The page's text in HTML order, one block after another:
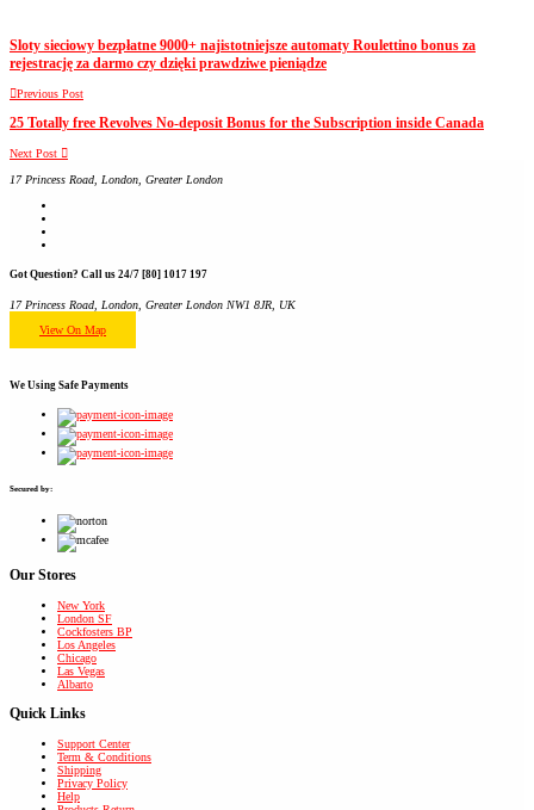
Sloty sieciowy bezpłatne 9000+ najistotniejsze automaty Roulettino bonus za
rejestrację za darmo czy dzięki prawdziwe pieniądze
Previous Post
25 Totally free Revolves No-deposit Bonus for the Subscription inside Canada
Next Post
17 Princess Road, London, Greater London
Got Question? Call us 24/7 [80] 1017 197
17 Princess Road, London, Greater London NW1 8JR, UK
View On Map
We Using Safe Payments
Secured by:
Our Stores
New York
London SF
Cockfosters BP
Los Angeles
Chicago
Las Vegas
Albarto
Quick Links
Support Center
Term & Conditions
Shipping
Privacy Policy
Help